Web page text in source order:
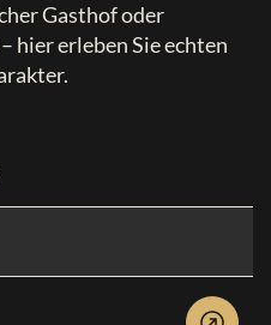
Gasthof oder
hier erleben Sie echten